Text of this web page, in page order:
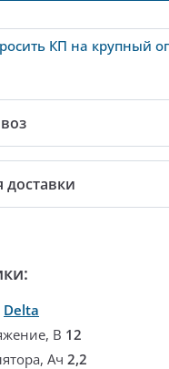
КП на крупный
доставки
Delta
В 12
Ач 2,2